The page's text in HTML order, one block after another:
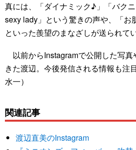
真には、「ダイナミック♪」「バク
sexy lady」という驚きの声や、「お
といった羨望のまなざしが送られてい
以前からInstagramで公開した写真
きた渡辺。今後発信される情報も注
水一）
関連記事
渡辺直美のInstagram